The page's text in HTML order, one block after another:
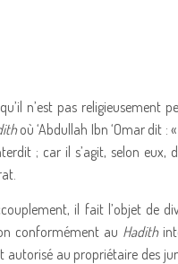
n’est pas religieusement
où ‘Abdullah Ibn ‘Omar dit : «
; car il s’agit, selon eux,
il fait l’objet de
conformément au Hadith
autorisé au propriétaire des